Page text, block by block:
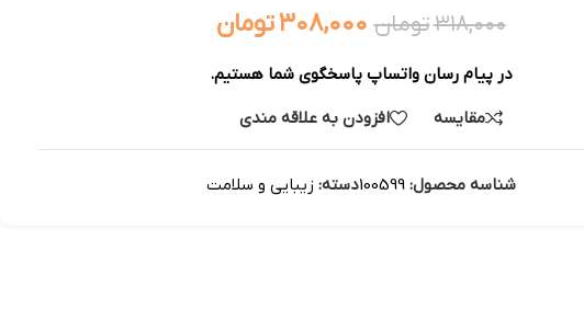
۳۱۸,۰۰۰تومان ۳۰۸,۰۰۰تومان
در پیام رسان واتساپ پاسخگوی شما هستیم.
مقایسه
افزودن به علاقه مندی
شناسه محصول:100599دسته: زیبایی و سلامت